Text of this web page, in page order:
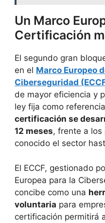
Un Marco
Certificación
El segundo gran
en el Marco Europeo
Ciberseguridad
de mayor eficiencia y
ley fija como
certificación se
12 meses, frente a los
conocido el sector
El ECCF, gestionado
Europea para la
concibe como una
voluntaria para
certificación permitirá